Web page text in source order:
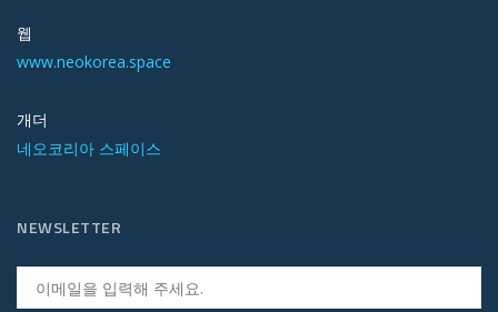
웹
www.neokorea.space
개더
네오코리아 스페이스
NEWSLETTER